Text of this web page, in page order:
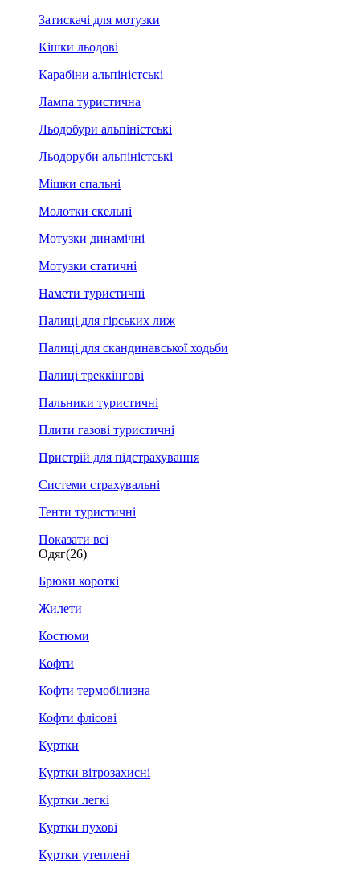
Затискачі для мотузки
Кішки льодові
Карабіни альпіністські
Лампа туристична
Льодобури альпіністські
Льодоруби альпіністські
Мішки спальні
Молотки скельні
Мотузки динамічні
Мотузки статичні
Намети туристичні
Палиці для гірських лиж
Палиці для скандинавської ходьби
Палиці треккінгові
Пальники туристичні
Плити газові туристичні
Пристрій для підстрахування
Системи страхувальні
Тенти туристичні
Показати всі
Одяг(26)
Брюки короткі
Жилети
Костюми
Кофти
Кофти термобілизна
Кофти флісові
Куртки
Куртки вітрозахисні
Куртки легкі
Куртки пухові
Куртки утеплені